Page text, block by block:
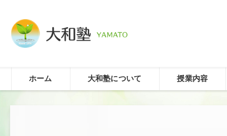
ホーム 大和塾について 授業内容